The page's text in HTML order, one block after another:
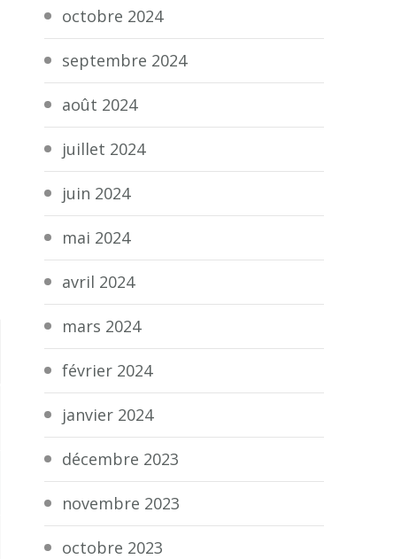
octobre 2024
septembre 2024
août 2024
juillet 2024
juin 2024
mai 2024
avril 2024
mars 2024
février 2024
janvier 2024
décembre 2023
novembre 2023
octobre 2023